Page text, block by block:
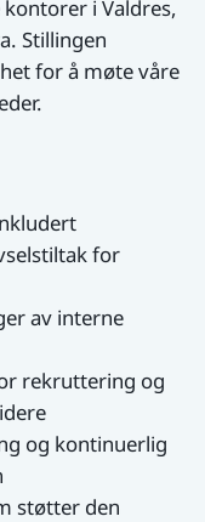
i Valdres,
Stillingen
for å møte våre
for
av interne
rekruttering og
og kontinuerlig
støtter den